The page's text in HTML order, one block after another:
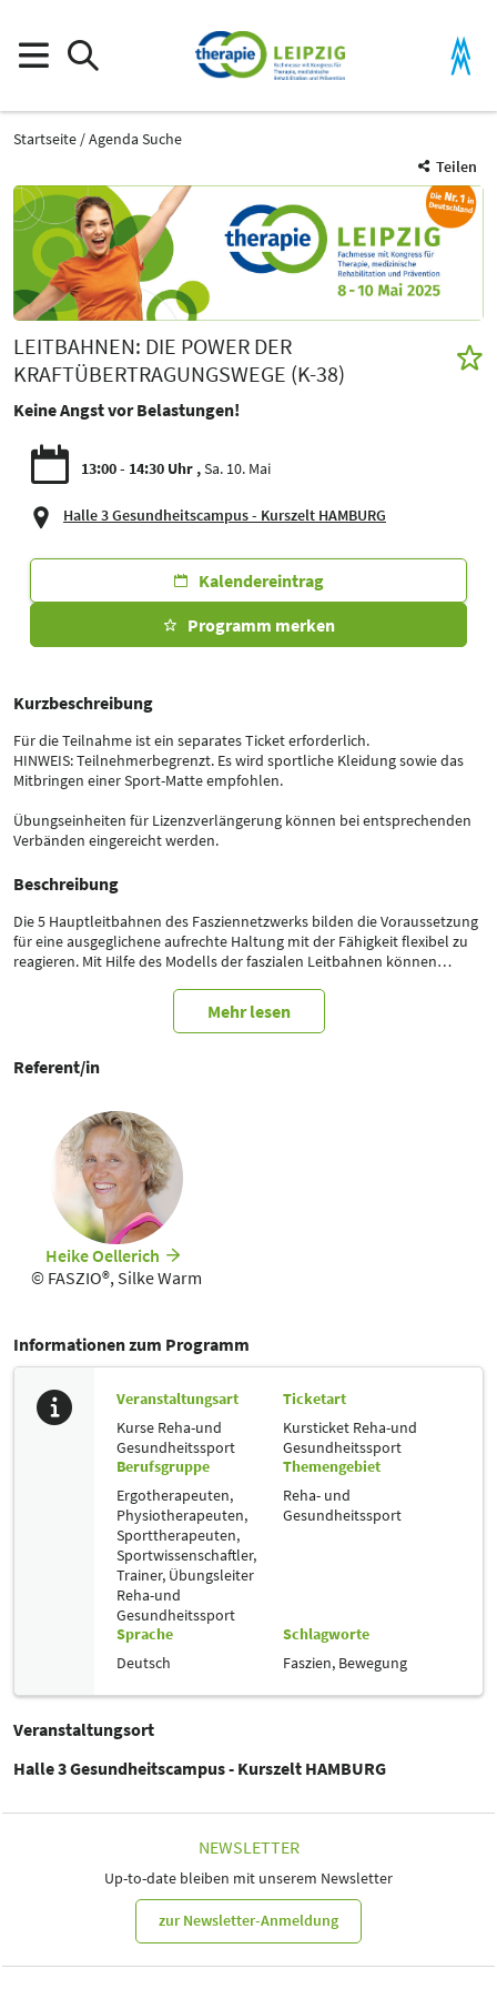
Startseite
Agenda Suche
Teilen
LEITBAHNEN: DIE POWER DER
KRAFTÜBERTRAGUNGSWEGE (K-38)
Keine Angst vor Belastungen!
13:00 - 14:30 Uhr Sa. 10. Mai
Halle 3 Gesundheitscampus - Kurszelt HAMBURG
Kalendereintrag
Programm merken
Kurzbeschreibung
Für die Teilnahme ist ein separates Ticket erforderlich.
HINWEIS: Teilnehmerbegrenzt. Es wird sportliche Kleidung sowie das
Mitbringen einer Sport-Matte empfohlen.
Übungseinheiten für Lizenzverlängerung können bei entsprechenden
Verbänden eingereicht werden.
Beschreibung
Die 5 Hauptleitbahnen des Fasziennetzwerks bilden die Voraussetzung
für eine ausgeglichene aufrechte Haltung mit der Fähigkeit flexibel zu
reagieren. Mit Hilfe des Modells der faszialen Leitbahnen können
erklärbar gemacht werden. Erlebe dieses sichtverändernde Konzept
und unterstütze so ein gesundheitsorientiertes Training und einen
Mehr lesen
Referent/in
Heike Oellerich
© FASZIO®, Silke Warm
Informationen zum Programm
Veranstaltungsart
Kurse Reha-und
Gesundheitssport
Ticketart
Kursticket Reha-und
Gesundheitssport
Berufsgruppe
Ergotherapeuten,
Physiotherapeuten,
Sporttherapeuten,
Sportwissenschaftler,
Trainer, Übungsleiter
Reha-und
Gesundheitssport
Themengebiet
Reha- und
Gesundheitssport
Sprache
Deutsch
Schlagworte
Faszien, Bewegung
Veranstaltungsort
Halle 3 Gesundheitscampus - Kurszelt HAMBURG
NEWSLETTER
Up-to-date bleiben mit unserem Newsletter
zur Newsletter-Anmeldung